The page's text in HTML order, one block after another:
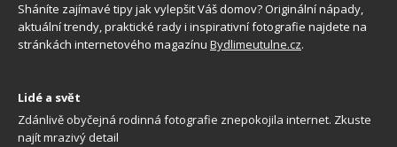
Sháníte zajímavé tipy jak vylepšit Váš domov? Originální nápady,
aktuální trendy, praktické rady i inspirativní fotografie najdete na
stránkách internetového magazínu Bydlimeutulne.cz.
Lidé a svět
Zdánlivě obyčejná rodinná fotografie znepokojila internet. Zkuste
najít mrazivý detail